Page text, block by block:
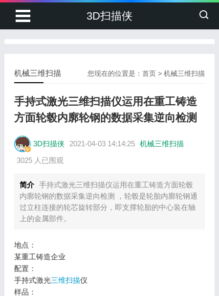
3D扫描侠
您现在的位置是：首页 >机械三维扫描
机械三维扫描
手持式激光三维扫描仪运用在重工铸造
方面轮毂内廓轮钢的数据采集逆向检测
3D扫描侠 2021-04-03 14:14:25 机械三维扫描
3025 人已围观
简介 手持式激光三维扫描仪运用在重工铸造方面轮毂
内廓轮钢的数据采集逆向检测 ，轮毂是轮胎内廓轮钢通
过立柱连接的轮芯旋转部分，即支撑轮胎的中心装在轴
上的金属部件。
地点：
某重工铸造企业
配置：
手持式激光三维扫描仪
样品：